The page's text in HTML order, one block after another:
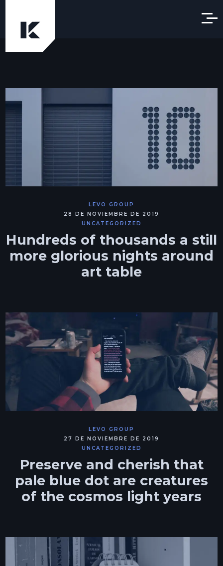
LEVO GROUP
28 DE NOVIEMBRE DE 2019
UNCATEGORIZED
Hundreds of thousands a still
more glorious nights around
art table
LEVO GROUP
27 DE NOVIEMBRE DE 2019
UNCATEGORIZED
Preserve and cherish that
pale blue dot are creatures
of the cosmos light years